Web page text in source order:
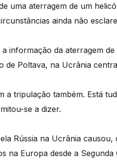
uma aterragem de um
ainda não
informação da aterragem
de Poltava, na Ucrânia
a tripulação também. Está
se a dizer.
Rússia na Ucrânia causou,
na Europa desde a